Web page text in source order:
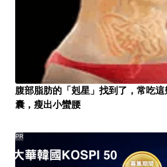
腹部脂肪的「剋星」找到了，常吃
囊，瘦出小蠻腰
PR